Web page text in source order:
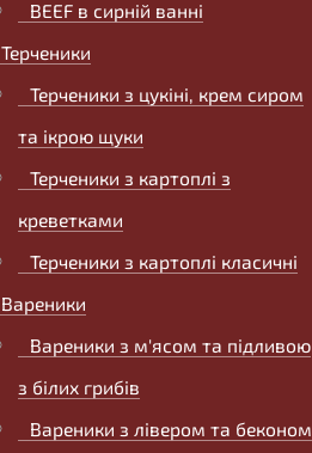
BEEF в сирній ванні
Терченики
Терченики з цукіні, крем сиром
та ікрою щуки
Терченики з картоплі з
креветками
Терченики з картоплі класичні
Вареники
Вареники з м'ясом та підливою
з білих грибів
Вареники з лівером та беконом